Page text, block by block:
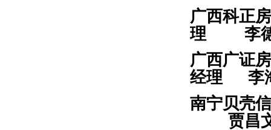
广西科正
理
李
广西广证
经理 李
南宁贝
贾昌